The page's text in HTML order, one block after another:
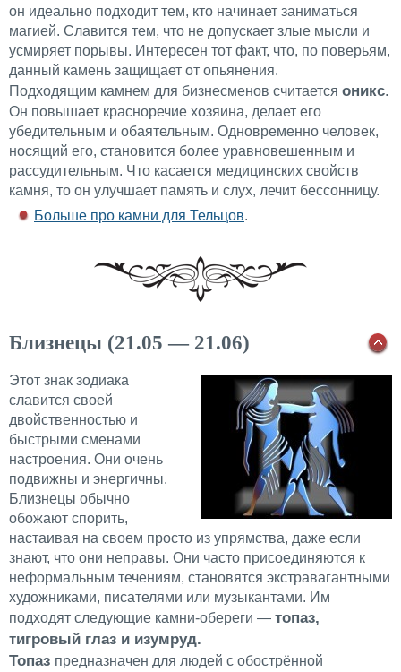
он идеально подходит тем, кто начинает заниматься
магией. Славится тем, что не допускает злые мысли и
усмиряет порывы. Интересен тот факт, что, по поверьям,
данный камень защищает от опьянения.
Подходящим камнем для бизнесменов считается оникс.
Он повышает красноречие хозяина, делает его
убедительным и обаятельным. Одновременно человек,
носящий его, становится более уравновешенным и
рассудительным. Что касается медицинских свойств
камня, то он улучшает память и слух, лечит бессонницу.
Больше про камни для Тельцов.
Близнецы (21.05 — 21.06)
Этот знак зодиака
славится своей
двойственностью и
быстрыми сменами
настроения. Они очень
подвижны и энергичны.
Близнецы обычно
обожают спорить,
настаивая на своем просто из упрямства, даже если
знают, что они неправы. Они часто присоединяются к
неформальным течениям, становятся экстравагантными
художниками, писателями или музыкантами. Им
подходят следующие камни-обереги — топаз,
тигровый глаз и изумруд.
Топаз предназначен для людей с обострённой